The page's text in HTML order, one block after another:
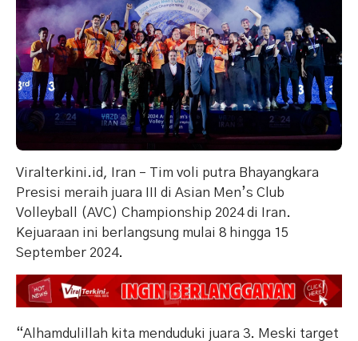
Viralterkini.id, Iran – Tim voli putra Bhayangkara
Presisi meraih juara III di Asian Men’s Club
Volleyball (AVC) Championship 2024 di Iran.
Kejuaraan ini berlangsung mulai 8 hingga 15
September 2024.
“Alhamdulillah kita menduduki juara 3. Meski target